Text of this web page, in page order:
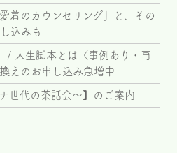
着のカウンセリング」と、その
込みも
/ 人生脚本とは〈事例あり・再
えのお申し込み急増中
世代の茶話会～】のご案内